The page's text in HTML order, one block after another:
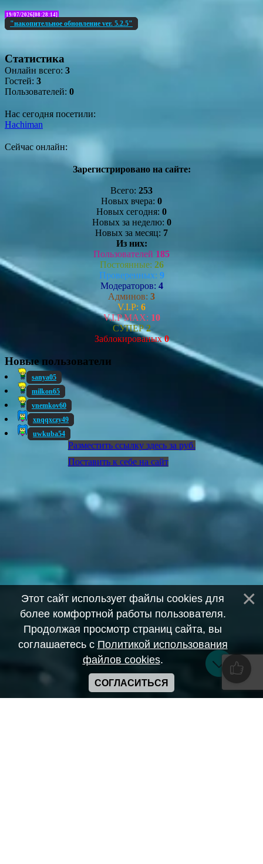
19/07/2026[08:28:14]
"накопительное обновление ver. 5.2.5"
Статистика
Онлайн всего: 3
Гостей: 3
Пользователей: 0
Нас сегодня посетили:
Hachiman
Сейчас онлайн:
Зарегистрировано на сайте:
Всего: 253
Новых вчера: 0
Новых сегодня: 0
Новых за неделю: 0
Новых за месяц: 7
Из них:
Пользователей 185
Постоянные: 26
Проверенных: 9
Модераторов: 4
Админов: 3
V.I.P: 6
V.I.P MAX: 10
СУПЕР2
Заблокированых0
Новые пользователи
sanya05
milkon65
vnemkov60
xnqqxczy49
uwkuba54
Разместить ссылку здесь за руб.
Поставить к себе на сайт
Этот сайт использует файлы cookies для
более комфортной работы пользователя.
Продолжая просмотр страниц сайта, вы
соглашаетесь с Политикой использования
файлов cookies.
СОГЛАСИТЬСЯ